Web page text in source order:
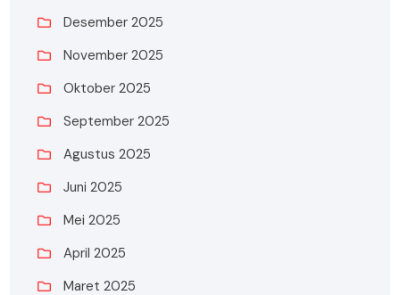
Desember 2025
November 2025
Oktober 2025
September 2025
Agustus 2025
Juni 2025
Mei 2025
April 2025
Maret 2025